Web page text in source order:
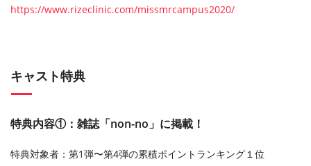
https://www.rizeclinic.com/missmrcampus2020/
キャスト特典
特典内容①：雑誌「non-no」に掲載！
特典対象者：第1弾〜第4弾の累積ポイントランキング１位